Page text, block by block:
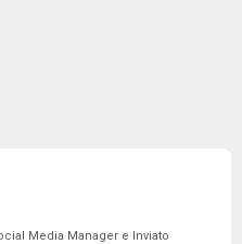
Media Manager e Inviato